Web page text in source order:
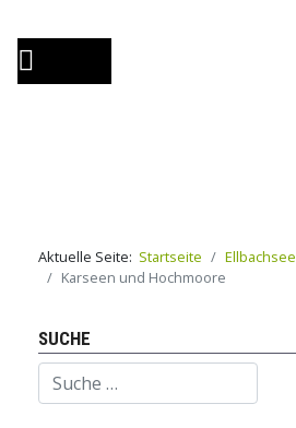
Aktuelle Seite: Startseite Ellbachsee
Karseen und Hochmoore
SUCHE
Suchen